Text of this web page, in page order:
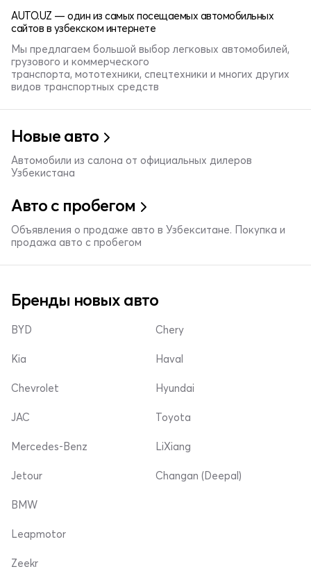
AUTO.UZ — один из самых посещаемых автомобильных
сайтов в узбекском интернете
Мы предлагаем большой выбор легковых автомобилей,
грузового и коммерческого
транспорта, мототехники, спецтехники и многих других
видов транспортных средств
Новые авто
Автомобили из салона от официальных дилеров
Узбекистана
Авто с пробегом
Объявления о продаже авто в Узбекситане. Покупка и
продажа авто с пробегом
Бренды новых авто
BYD
Kia
Chevrolet
Chery
Haval
Hyundai
JAC
Mercedes-Benz
Jetour
Toyota
LiXiang
Changan (Deepal)
BMW
Leapmotor
Zeekr